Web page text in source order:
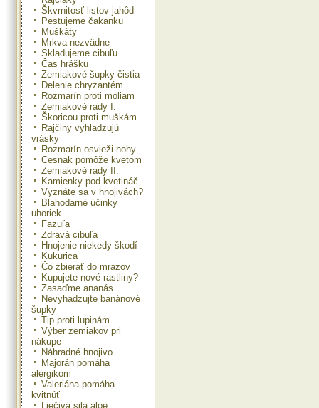
Škvrnitosť listov jahôd
Pestujeme čakanku
Muškáty
Mrkva nezvädne
Skladujeme cibuľu
Čas hrášku
Zemiakové šupky čistia
Delenie chryzantém
Rozmarín proti moliam
Zemiakové rady I.
Škoricou proti muškám
Rajčiny vyhladzujú
vrásky
Rozmarín osvieži nohy
Cesnak pomôže kvetom
Zemiakové rady II.
Kamienky pod kvetináč
Vyznáte sa v hnojivách?
Blahodarné účinky
uhoriek
Fazuľa
Zdravá cibuľa
Hnojenie niekedy škodí
Kukurica
Čo zbierať do mrazov
Kupujete nové rastliny?
Zasaďme ananás
Nevyhadzujte banánové
šupky
Tip proti lupinám
Výber zemiakov pri
nákupe
Náhradné hnojivo
Majorán pomáha
alergikom
Valeriána pomáha
kvitnúť
Liečivá sila aloe